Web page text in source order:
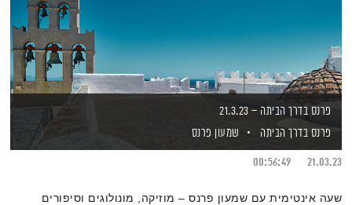
פרנס בדרך הביתה – 21.3.23
פרנס בדרך הביתה
שמעון פרנס
21.03.23
00:56:49
שעה אינטימית עם שמעון פרנס – מוזיקה, מונולוגים וסיפורים